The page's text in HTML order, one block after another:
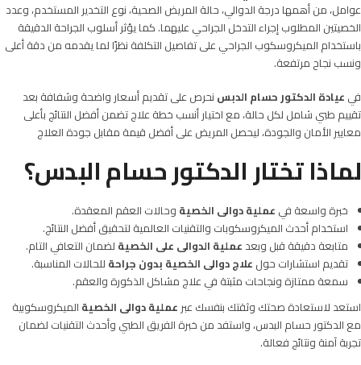
عوامل، من أهمها درجة الدوالي، حالة المريض الصحية، نوع التخدير المستخدم، وعدد
الخصيتين المطلوب إجراء التدخل الجراحي عليهما. كما يؤثر أسلوب الجراحة الدقيقة
باستخدام الميكروسكوب الجراحي على تفاصيل التكلفة نظرًا لما يقدمه من دقة أعلى
ونسب نجاح مرتفعة.
في عيادة الدكتور حسام الدبس نحرص على تقديم أسعار واضحة وشفافة بعد
تقييم طبي شامل لكل حالة، مع اختيار أنسب خطة علاج تضمن أفضل النتائج بأعلى
معايير الأمان والجودة، ليحصل المريض على أفضل قيمة مقابل جودة العلاج
لماذا تختار الدكتور حسام البدس؟
خبرة واسعة في عمليةدوالى الخصية وحالات العقم المعقدة.
استخدام أحدث الميكروسكوبات والتقنيات العالمية لتحقيق أفضل النتائج.
متابعة دقيقة قبل وبعد عملية الدوالى على الخصية لضمان التعافي التام.
تقديم استشارات حول علاج دوالى الخصية بدون جراحة للحالات المناسبة.
سمعة ممتازة ونجاحات مثبتة في علاج مشاكل الذكورة والعقم.
استعد لاستعادة صحتك وثقتك بنفسك عبر عملية دوالى الخصية الميكروسكوبية
مع الدكتور حسام البدس، واستفد من خبرة الفريق الطبي وأحدث التقنيات لضمان
تجربة آمنة ونتائج فعالة.